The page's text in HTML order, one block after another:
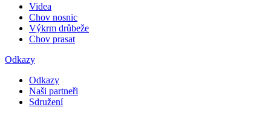
Videa
Chov nosnic
Výkrm drůbeže
Chov prasat
Odkazy
Odkazy
Naši partneři
Sdružení